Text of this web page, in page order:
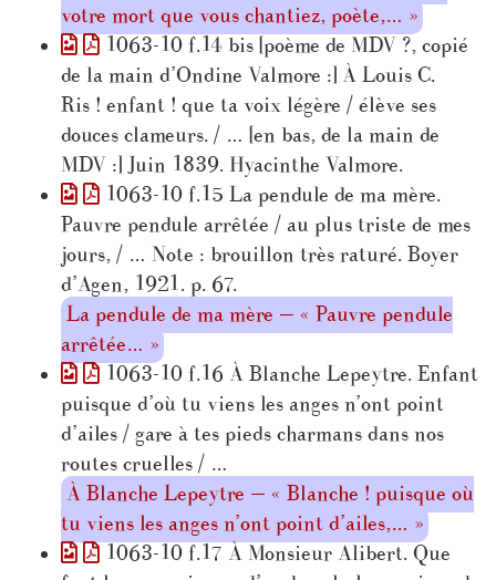
votre mort que vous chantiez, poète,… »
1063-10 f.14 bis [poème de MDV ?, copié
de la main d’Ondine Valmore :] À Louis C.
Ris ! enfant ! que ta voix légère / élève ses
douces clameurs. / … [en bas, de la main de
MDV :] Juin 1839. Hyacinthe Valmore.
1063-10 f.15 La pendule de ma mère.
Pauvre pendule arrêtée / au plus triste de mes
jours, / … Note : brouillon très raturé. Boyer
d’Agen, 1921. p. 67.
La pendule de ma mère — « Pauvre pendule
arrêtée… »
1063-10 f.16 À Blanche Lepeytre. Enfant
puisque d’où tu viens les anges n’ont point
d’ailes / gare à tes pieds charmans dans nos
routes cruelles / …
À Blanche Lepeytre — « Blanche ! puisque où
tu viens les anges n’ont point d’ailes,… »
1063-10 f.17 À Monsieur Alibert. Que